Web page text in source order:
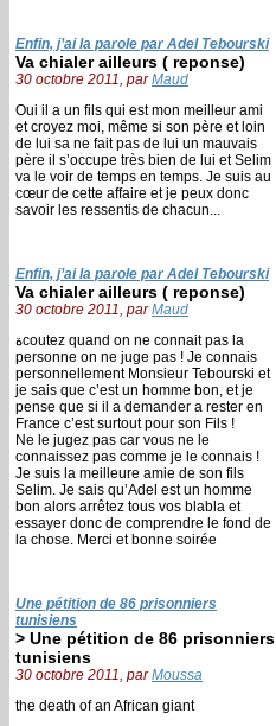
Enfin, j’ai la parole par Adel Tebourski
Va chialer ailleurs ( reponse)
30 octobre 2011, parMaud
Oui il a un fils qui est mon meilleur ami
et croyez moi, même si son père et loin
de lui sa ne fait pas de lui un mauvais
père il s’occupe très bien de lui et Selim
va le voir de temps en temps. Je suis au
cœur de cette affaire et je peux donc
savoir les ressentis de chacun...
Enfin, j’ai la parole par Adel Tebourski
Va chialer ailleurs ( reponse)
30 octobre 2011, parMaud
ةcoutez quand on ne connait pas la
personne on ne juge pas ! Je connais
personnellement Monsieur Tebourski et
je sais que c’est un homme bon, et je
pense que si il a demander a rester en
France c’est surtout pour son Fils !
Ne le jugez pas car vous ne le
connaissez pas comme je le connais !
Je suis la meilleure amie de son fils
Selim. Je sais qu’Adel est un homme
bon alors arrêtez tous vos blabla et
essayer donc de comprendre le fond de
la chose. Merci et bonne soirée
Une pétition de 86 prisonniers
tunisiens
> Une pétition de 86 prisonniers
tunisiens
30 octobre 2011, parMoussa
the death of an African giant